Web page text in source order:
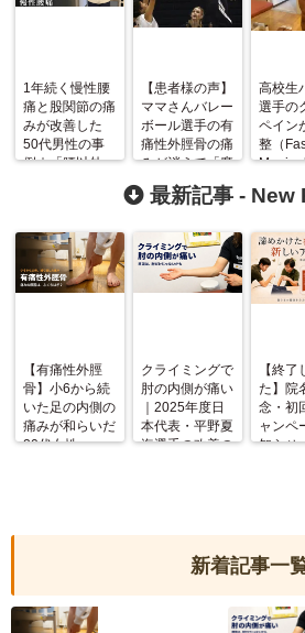
1年続く慢性腰
痛と股関節の痛
みが改善した
50代男性の事
例｜「腰以外」
【患者様の声】
ママさんバレー
ボール選手の有
痛性外脛骨の痛
みが消えて「魔
法にかかった様
でした！」
高校生
選手の
ペイン
整（
最新記事 - New
【有痛性外脛
骨】小6から続
いた足の内側の
痛みが和らいだ
20代女性
クライミングで
肘の内側が痛い
｜2025年度日
本代表・平野夏
海選手の改善の
【終了
た】院
念・初
ャンペ
知らせ
新着記事一